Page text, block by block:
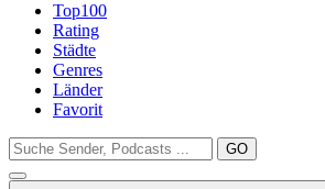
Top100
Rating
Städte
Genres
Länder
Favorit
GO